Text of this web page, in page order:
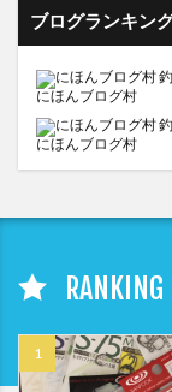
ブログランキン
にほんブログ村
にほんブログ村
RANKING